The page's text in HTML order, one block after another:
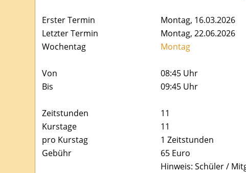
Erster Termin
Montag, 16.03.2026
Letzter Termin
Montag, 22.06.2026
Wochentag
Montag
Von
08:45 Uhr
Bis
09:45 Uhr
Zeitstunden
11
Kurstage
11
pro Kurstag
1 Zeitstunden
Gebühr
65 Euro
Hinweis: Schüler /